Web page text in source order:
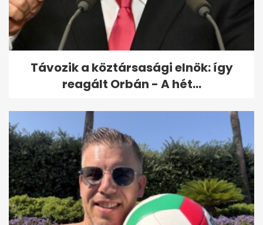
Budapesten
Távozik a köztársasági elnök: így
reagált Orbán - A hét...